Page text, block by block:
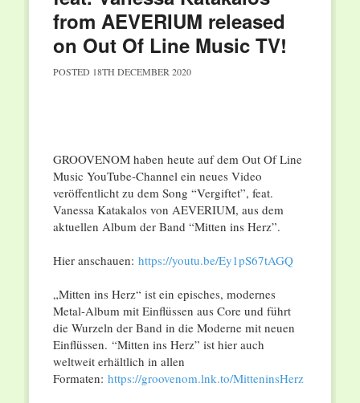
from AEVERIUM released
on Out Of Line Music TV!
POSTED 18TH DECEMBER 2020
GROOVENOM haben heute auf dem Out Of Line
Music YouTube-Channel ein neues Video
veröffentlicht zu dem Song “Vergiftet”, feat.
Vanessa Katakalos von AEVERIUM, aus dem
aktuellen Album der Band “Mitten ins Herz”.
Hier anschauen: https://youtu.be/Ey1pS67tAGQ
„Mitten ins Herz“ ist ein episches, modernes
Metal-Album mit Einflüssen aus Core und führt
die Wurzeln der Band in die Moderne mit neuen
Einflüssen. “Mitten ins Herz” ist hier auch
weltweit erhältlich in allen
Formaten: https://groovenom.lnk.to/MitteninsHerz